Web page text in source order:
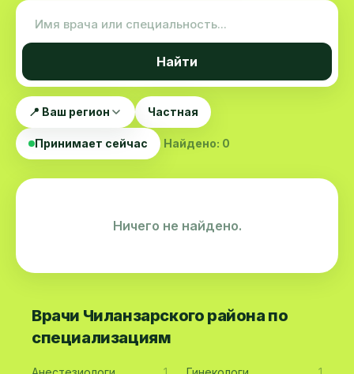
Найти
📍 Ваш регион Частная
Принимает сейчас Найдено: 0
Ничего не найдено.
Врачи Чиланзарского района по
специализациям